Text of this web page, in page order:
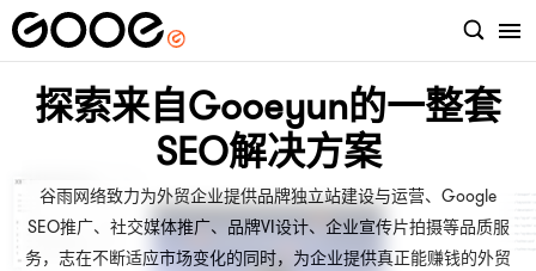
探索来自Gooeyun的一整套
SEO解决方案
谷雨网络致力为外贸企业提供品牌独立站建设与运营、Google
SEO推广、社交媒体推广、品牌VI设计、企业宣传片拍摄等品质服
务，志在不断适应市场变化的同时，为企业提供真正能赚钱的外贸